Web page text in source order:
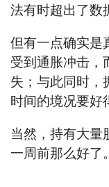
法有时超出了数
但有一点确实是
受到通胀冲击，
失；与此同时，
时间的境况要好
当然，持有大量
一周前那么好了。